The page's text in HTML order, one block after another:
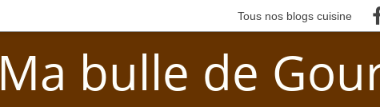
Tous nos blogs cuisine
Ma bulle de